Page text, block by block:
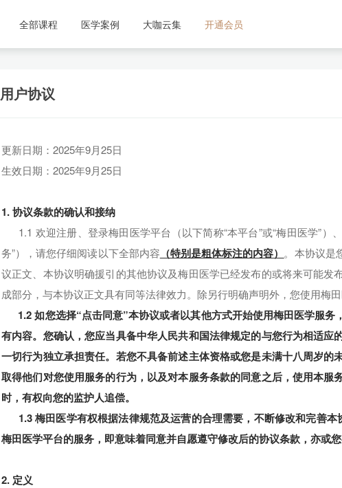
全部课程 医学案例 大咖云集 开通会员
用户协议
更新日期：2025年9月25日
生效日期：2025年9月25日
1. 协议条款的确认和接纳
1.1 欢迎注册、登录梅田医学平台（以下简称“本平台”或“梅田医学”）
务”），请您仔细阅读以下全部内容 （特别是粗体标注的内容） 。本协议是
议正文、本协议明确援引的其他协议及梅田医学已经发布的或将来可能
成部分，与本协议正文具有同等法律效力。除另行明确声明外，您使用梅
1.2 如您选择“点击同意”本协议或者以其他方式开始使用梅田医学服
有内容。您确认，您应当具备中华人民共和国法律规定的与您行为相适
一切行为独立承担责任。若您不具备前述主体资格或您是未满十八周岁
取得他们对您使用服务的行为，以及对本服务条款的同意之后，使用本服
时，有权向您的监护人追偿。
1.3 梅田医学有权根据法律规范及运营的合理需要，不断修改和完善
梅田医学平台的服务，即意味着同意并自愿遵守修改后的协议条款，亦或您
2. 定义